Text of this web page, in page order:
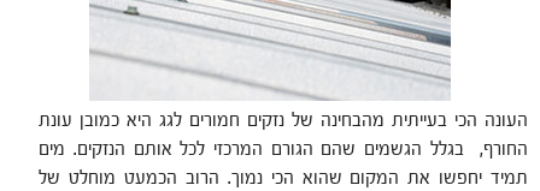
העונה הכי בעייתית מהבחינה של נזקים חמורים לגג היא כמובן עונת
החורף, בגלל הגשמים שהם הגורם המרכזי לכל אותם הנזקים. מים
תמיד יחפשו את המקום שהוא הכי נמוך. הרוב הכמעט מוחלט של